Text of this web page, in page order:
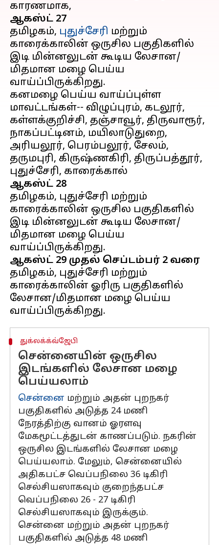
ஆகஸ்ட் 27
தமிழகம், புதுச்சேரி மற்றும்
காரைக்காலின் ஒருசில பகுதிகளில்
இடி மின்னலுடன் கூடிய லேசான/
மிதமான மழை பெய்ய
வாய்ப்பிருக்கிறது.
கனமழை பெய்ய வாய்ப்புள்ள
மாவட்டங்கள்-- விழுப்புரம், கடலூர்,
கள்ளக்குறிச்சி, தஞ்சாவூர், திருவாரூர்,
நாகப்பட்டினம், மயிலாடுதுறை,
அரியலூர், பெரம்பலூர், சேலம்,
தருமபுரி, கிருஷ்ணகிரி, திருப்பத்தூர்,
ஆகஸ்ட் 28
தமிழகம், புதுச்சேரி மற்றும்
காரைக்காலின் ஒருசில பகுதிகளில்
இடி மின்னலுடன் கூடிய லேசான/
மிதமான மழை பெய்ய
ஆகஸ்ட் 29 முதல் செப்டம்பர் 2 வரை
தமிழகம், புதுச்சேரி மற்றும்
காரைக்காலின் ஓரிரு பகுதிகளில்
லேசான/மிதமான மழை பெய்ய
துக்லக்க்வ்ஜேபி
சென்னையின் ஒருசில
இடங்களில் லேசான மழை
பெய்யலாம்
சென்னை மற்றும் அதன் புறநகர்
பகுதிகளில் அடுத்த 24 மணி
நேரத்திற்கு வானம் ஓரளவு
மேகமூட்டத்துடன் காணப்படும். நகரின்
ஒருசில இடங்களில் லேசான மழை
பெய்யலாம். மேலும், சென்னையில்
அதிகபட்ச வெப்பநிலை 36 டிகிரி
செல்சியஸாகவும் குறைந்தபட்ச
வெப்பநிலை 26 - 27 டிகிரி
செல்சியஸாகவும் இருக்கும்.
சென்னை மற்றும் அதன் புறநகர்
பகுதிகளில் அடுத்த 48 மணி